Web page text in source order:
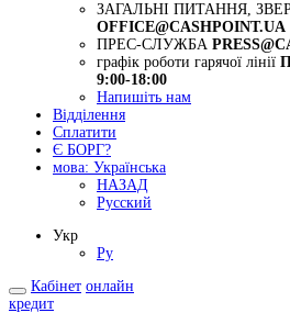
ЗАГАЛЬНІ ПИТАННЯ,
OFFICE@CASHPOINT.UA
ПРЕС-СЛУЖБА
графік роботи гарячої лінії
9:00-18:00
Напишіть нам
Відділення
Сплатити
Є БОРГ?
мова: Українська
НАЗАД
Русский
Укр
Ру
Кабінет онлайн
кредит